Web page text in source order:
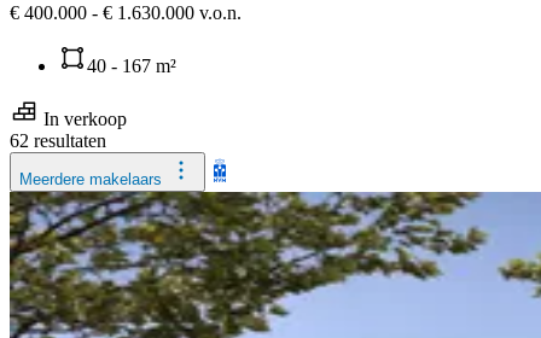
€ 400.000 - € 1.630.000 v.o.n.
40 - 167 m²
In verkoop
62 resultaten
Meerdere makelaars